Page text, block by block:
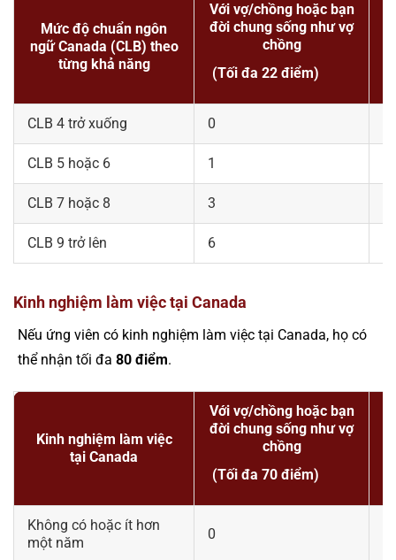
Mức độ chuẩn ngôn
ngữ Canada (CLB) theo
từng khả năng
Với vợ/chồng hoặc bạn
đời chung sống như vợ
chồng
(Tối đa 22 điểm)
CLB 4 trở xuống 0
CLB 5 hoặc 6 1
CLB 7 hoặc 8 3
CLB 9 trở lên 6
Kinh nghiệm làm việc tại Canada
Nếu ứng viên có kinh nghiệm làm việc tại Canada, họ có
thể nhận tối đa 80 điểm.
Kinh nghiệm làm việc
tại Canada
Với vợ/chồng hoặc bạn
đời chung sống như vợ
chồng
(Tối đa 70 điểm)
Không có hoặc ít hơn
một năm
0